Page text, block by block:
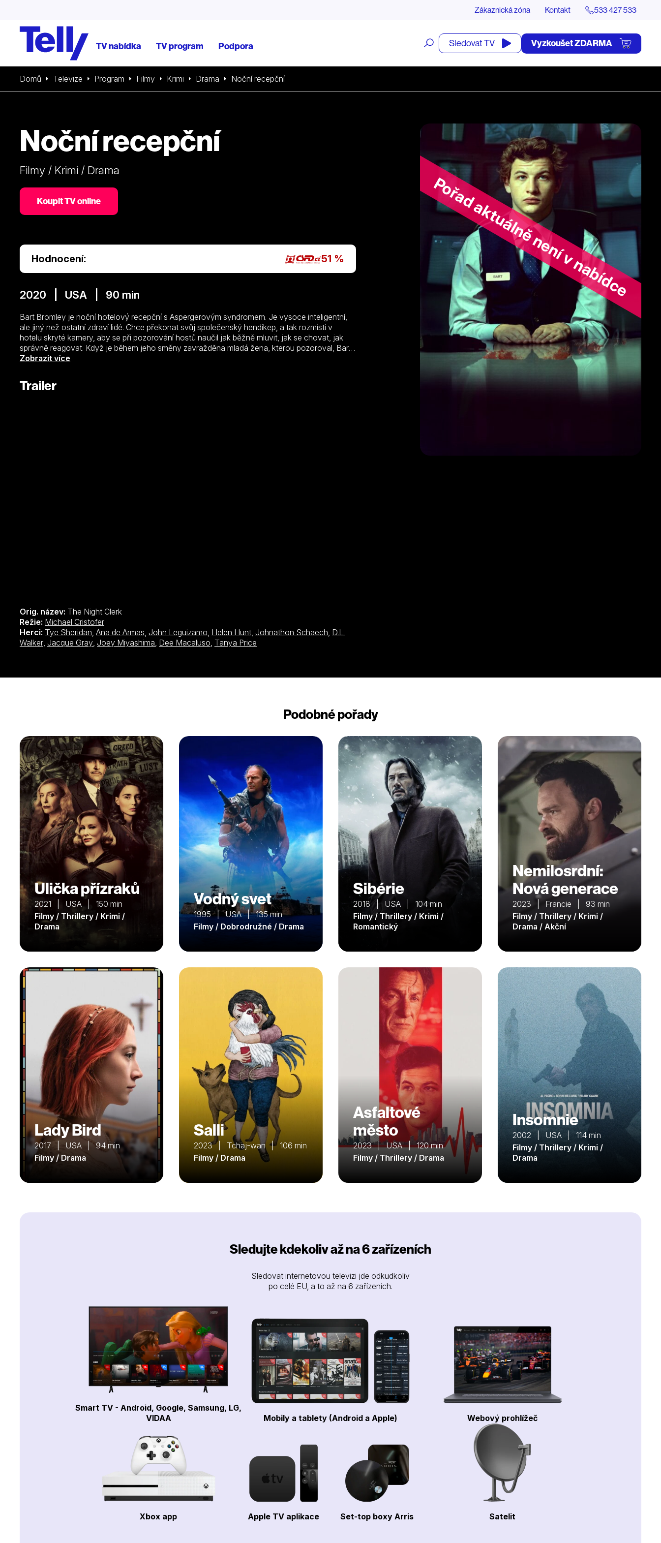
Zákaznická zóna Kontakt 533 427 533
TV nabídka TV program Podpora
Otevřít
vyhledávání
Sledovat TV Vyzkoušet ZDARMA
Domů Televize Program Filmy Krimi Drama Noční recepční
Pořad aktuálně není v nabídce
Noční recepční
Filmy / Krimi / Drama
Koupit TV online
Hodnocení: 51 %
2020 | USA | 90 min
Bart Bromley je noční hotelový recepční s Aspergerovým syndromem. Je vysoce inteligentní,
ale jiný než ostatní zdraví lidé. Chce překonat svůj společenský hendikep, a tak rozmístí v
hotelu skryté kamery, aby se při pozorování hostů naučil jak běžně mluvit, jak se chovat, jak
správně reagovat. Když je během jeho směny zavražděna mladá žena, kterou pozoroval, Bart
se stává hlavním podezřelým. Záznam ze skryté kamery nelze použít jako důkaz jeho neviny.
dívka je ve velikém nebezpečí a on musí něco udělat, aby zastavil vraha.
Zobrazit více
Trailer
Orig. název: The Night Clerk
Režie: Michael Cristofer
Herci: Tye Sheridan Ana de Armas John Leguizamo Helen Hunt Johnathon Schaech D.L.
Walker Jacque Gray Joey Miyashima Dee Macaluso Tanya Price
Podobné pořady
Ulička přízraků
2021 | USA | 150 min
Filmy / Thrillery / Krimi /
Drama
Vodný svet
1995 | USA | 135 min
Filmy / Dobrodružné / Drama
Sibérie
2018 | USA | 104 min
Filmy / Thrillery / Krimi /
Romantický
Nemilosrdní:
Nová generace
2023 | Francie | 93 min
Filmy / Thrillery / Krimi /
Drama / Akční
Lady Bird
2017 | USA | 94 min
Filmy / Drama
Salli
2023 | Tchaj-wan | 106 min
Filmy / Drama
Asfaltové
město
2023 | USA | 120 min
Filmy / Thrillery / Drama
Insomnie
2002 | USA | 114 min
Filmy / Thrillery / Krimi /
Drama
Sledujte kdekoliv až na 6 zařízeních
Sledovat internetovou televizi jde odkudkoliv
po celé EU, a to až na 6 zařízeních.
Smart TV - Android, Google, Samsung, LG,
VIDAA
Mobily a tablety (Android a Apple) Webový prohlížeč
Xbox app Apple TV aplikace Set-top boxy Arris Satelit